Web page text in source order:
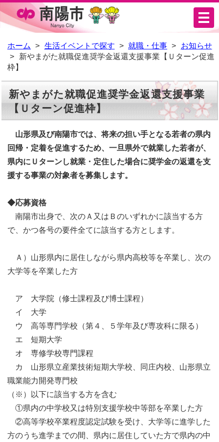
ニ
ュ
ー
ホーム 生活イベントで探す 就職・仕事
お知らせ
新やまがた就職促進奨学金返還支援事業【Ｕターン促進
枠】
新やまがた就職促進奨学金返還支援事業
【Ｕターン促進枠】
山形県及び南陽市では、将来の担い手となる若者の県内
回帰・定着を促進するため、一旦県外で就業した若者が、
県内にＵターンし就業・定住した場合に奨学金の返還を支
援する事業の対象者を募集します。
◆応募資格
南陽市出身で、次のＡ又はＢのいずれかに該当する方
で、かつ各号の要件全てに該当する方とします。
Ａ）山形県内に居住しながら県内高校等を卒業し、次の
大学等を卒業した方
ア 大学院（修士課程及び博士課程）
イ 大学
ウ 高等専門学校（第４、５学年及び専攻科に限る）
エ 短期大学
オ 専修学校専門課程
カ 山形県立産業技術短期大学校、同庄内校、山形県立
職業能力開発専門校
（※）以下に該当する方を含む
①県内の中学校又は特別支援学校中等部を卒業した方
②高等学校卒業程度認定試験を受け、大学等に進学した
方のうち進学までの間、県内に居住していた方で県内の中